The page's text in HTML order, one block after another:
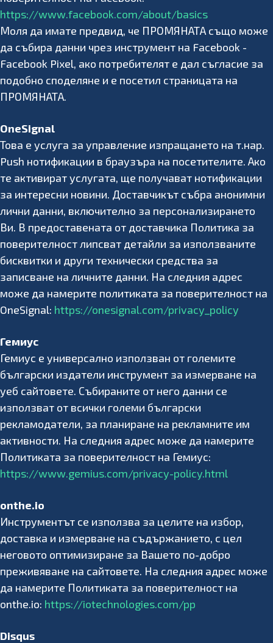
https://www.facebook.com/about/basics
Моля да имате предвид, че ПРОМЯНАТА също може
да събира данни чрез инструмент на Facebook -
Facebook Pixel, ако потребителят е дал съгласие за
подобно споделяне и е посетил страницата на
ПРОМЯНАТА.
OneSignal
Това е услуга за управление изпращането на т.нар.
Push нотификации в браузъра на посетителите. Ако
те активират услугата, ще получават нотификации
за интересни новини. Доставчикът събра анонимни
лични данни, включително за персонализирането
Ви. В предоставената от доставчика Политика за
поверителност липсват детайли за използваните
бисквитки и други технически средства за
записване на личните данни. На следния адрес
може да намерите политиката за поверителност на
OneSignal: https://onesignal.com/privacy_policy
Гемиус
Гемиус е универсално използван от големите
български издатели инструмент за измерване на
уеб сайтовете. Събираните от него данни се
използват от всички големи български
рекламодатели, за планиране на рекламните им
активности. На следния адрес може да намерите
Политиката за поверителност на Гемиус:
https://www.gemius.com/privacy-policy.html
onthe.io
Инструментът се използва за целите на избор,
доставка и измерване на съдържанието, с цел
неговото оптимизиране за Вашето по-добро
преживяване на сайтовете. На следния адрес може
да намерите Политиката за поверителност на
onthe.io: https://iotechnologies.com/pp
Disqus